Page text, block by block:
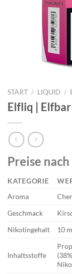
START / LIQUID /
Elfliq |
Preise nach
KATEGORIE
Aroma
Geschmack
Nikotingehalt
10
Inhaltsstoffe